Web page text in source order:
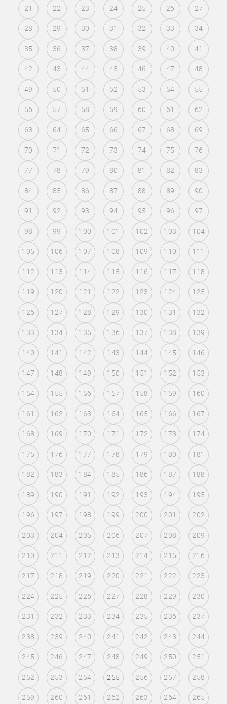
21 22 23 24 25 26 27
28 29 30 31 32 33 34
35 36 37 38 39 40 41
42 43 44 45 46 47 48
49 50 51 52 53 54 55
56 57 58 59 60 61 62
63 64 65 66 67 68 69
70 71 72 73 74 75 76
77 78 79 80 81 82 83
84 85 86 87 88 89 90
91 92 93 94 95 96 97
98 99 100 101 102 103 104
105 106 107 108 109 110 111
112 113 114 115 116 117 118
119 120 121 122 123 124 125
126 127 128 129 130 131 132
133 134 135 136 137 138 139
140 141 142 143 144 145 146
147 148 149 150 151 152 153
154 155 156 157 158 159 160
161 162 163 164 165 166 167
168 169 170 171 172 173 174
175 176 177 178 179 180 181
182 183 184 185 186 187 188
189 190 191 192 193 194 195
196 197 198 199 200 201 202
203 204 205 206 207 208 209
210 211 212 213 214 215 216
217 218 219 220 221 222 223
224 225 226 227 228 229 230
231 232 233 234 235 236 237
238 239 240 241 242 243 244
245 246 247 248 249 250 251
252 253 254 255 256 257 258
259 260 261 262 263 264 265